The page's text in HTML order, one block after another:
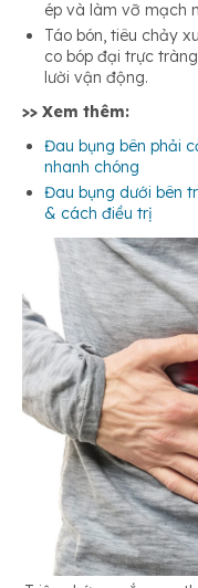
ép và làm vỡ mạch
Táo bón, tiêu chảy
co bóp đại trực
lười vận động.
>> Xem thêm:
Đau bụng bên phải
nhanh chóng
Đau bụng dưới bên
& cách điều trị